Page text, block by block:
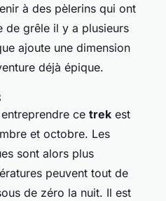
à des pèlerins qui ont
de grêle il y a plusieurs
ajoute une dimension
déjà épique.
ce trek est
et octobre. Les
sont alors plus
peuvent tout de
de zéro la nuit. Il est